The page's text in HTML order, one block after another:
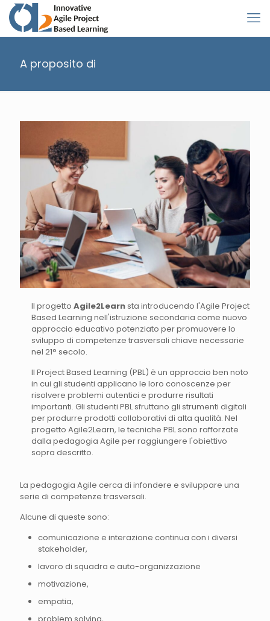
A proposito di
Il progettoAgile2Learnsta introducendo l'Agile Project
Based Learning nell'istruzione secondaria come nuovo
approccio educativo potenziato per promuovere lo
sviluppo di competenze trasversali chiave necessarie
nel 21° secolo.
Il Project Based Learning (PBL) è un approccio ben noto
in cui gli studenti applicano le loro conoscenze per
risolvere problemi autentici e produrre risultati
importanti. Gli studenti PBL sfruttano gli strumenti digitali
per produrre prodotti collaborativi di alta qualità. Nel
progetto Agile2Learn, le tecniche PBL sono rafforzate
dalla pedagogia Agile per raggiungere l'obiettivo
sopra descritto.
La pedagogia Agile cerca di infondere e sviluppare una
serie di competenze trasversali.
Alcune di queste sono:
comunicazione e interazione continua con i diversi
stakeholder,
lavoro di squadra e auto-organizzazione
motivazione,
empatia,